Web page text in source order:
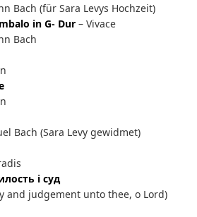
Bach (für Sara Levys Hochzeit)
in G- Dur– Vivace
Bach
Bach (Sara Levy gewidmet)
і суд
and judgement unto thee, o Lord)